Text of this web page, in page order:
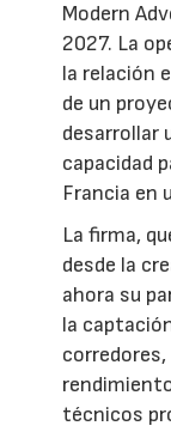
Modern
2027. La
la relación
de un
desarrollar
capacidad
Francia en
La firma,
desde la
ahora su
la
técnicos